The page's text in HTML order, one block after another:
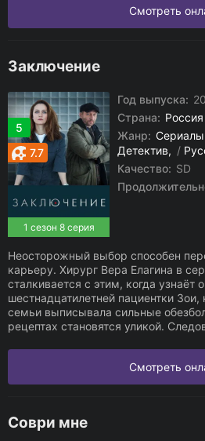
Смотреть
Заключение
5
1 сезон 8 серия
7.7
Год выпуска:
Страна: Россия
Жанр:
Детектив
/
Качество: SD
Неосторожный выбор способен
карьеру. Хирург Вера Елагина в
сталкивается с этим, когда узнаёт
шестнадцатилетней пациентки Зои,
семьи выписывала сильные
рецептах становятся уликой.
Смотреть
Соври мне